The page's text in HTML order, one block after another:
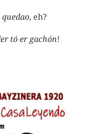
quedao, eh?
tó er gachón!